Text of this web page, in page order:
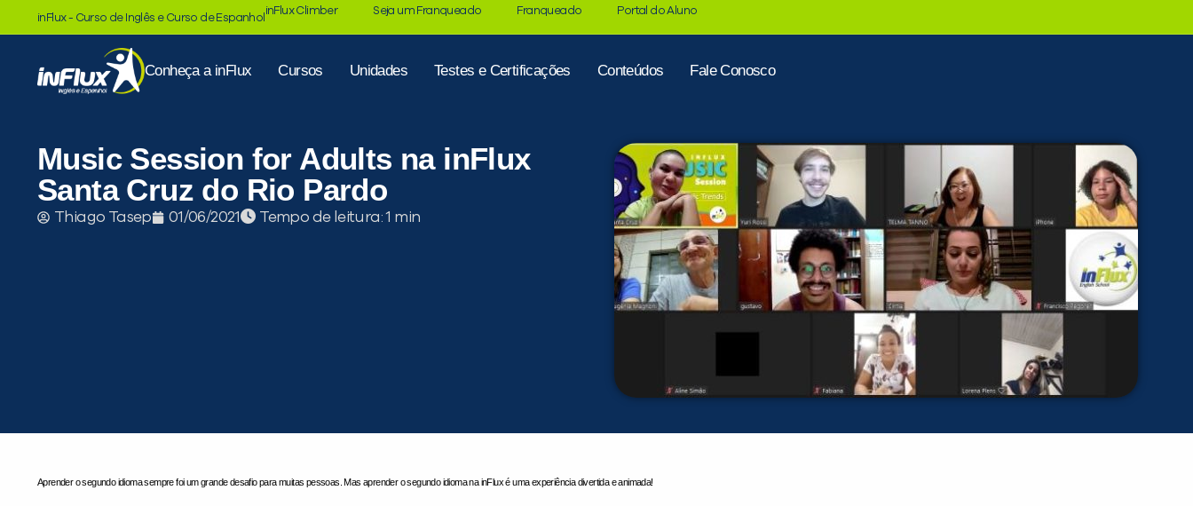
inFlux - Curso de Inglês e Curso de Espanhol
inFlux Climber Seja um Franqueado Franqueado Portal do Aluno
Conheça a inFlux Cursos Unidades Testes e Certificações Conteúdos Fale Conosco
Music Session for Adults na inFlux
Santa Cruz do Rio Pardo
Thiago Tasep 01/06/2021 Tempo de leitura:
Aprender o segundo idioma sempre foi um grande desafio para muitas pessoas. Mas aprender o segundo idioma na inFlux é uma experiência divertida e animada!